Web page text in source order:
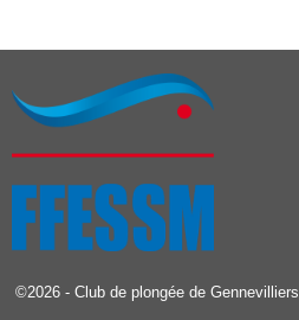
©2026 - Club de plongée de Gennevilliers